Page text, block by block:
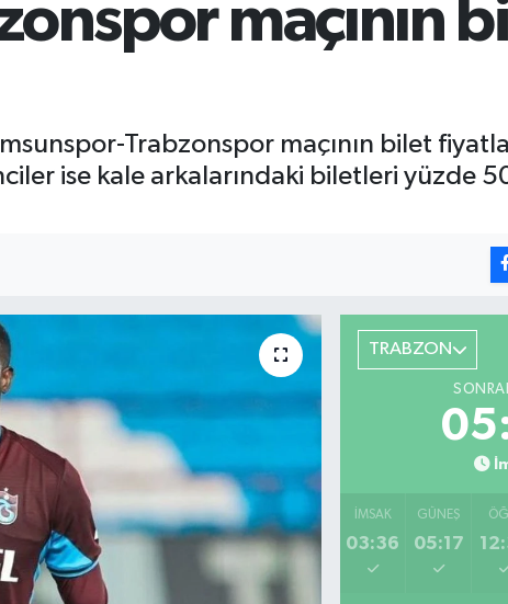
maçının
Trabzonspor maçının bilet
ise kale arkalarındaki biletleri yüzde
TRABZON
İMSAK
03:36
GÜNEŞ
05:17